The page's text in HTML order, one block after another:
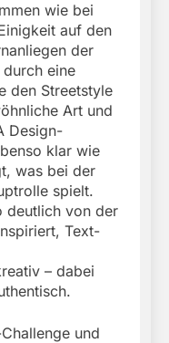
wie bei
auf den
der
eine
den Streetstyle
Art und
Design-
klar wie
was bei der
spielt.
deutlich von der
Text-
– dabei
und